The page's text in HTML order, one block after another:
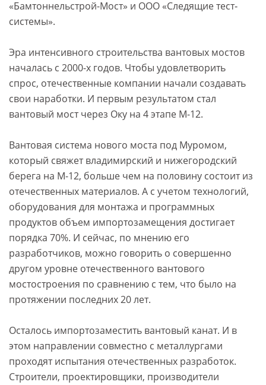
«Бамтоннельстрой-Мост» и ООО «Следящие тест‐
системы».
Эра интенсивного строительства вантовых мостов
началась с 2000-х годов. Чтобы удовлетворить
спрос, отечественные компании начали создавать
свои наработки. И первым результатом стал
вантовый мост через Оку на 4 этапе М-12.
Вантовая система нового моста под Муромом,
который свяжет владимирский и нижегородский
берега на М-12, больше чем на половину состоит из
отечественных материалов. А с учетом технологий,
оборудования для монтажа и программных
продуктов объем импортозамещения достигает
порядка 70%. И сейчас, по мнению его
разработчиков, можно говорить о совершенно
другом уровне отечественного вантового
мостостроения по сравнению с тем, что было на
протяжении последних 20 лет.
Осталось импортозаместить вантовый канат. И в
этом направлении совместно с металлургами
проходят испытания отечественных разработок.
Строители, проектировщики, производители